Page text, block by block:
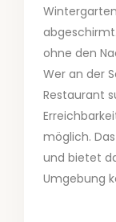
ohne den
Wer an der
Restaurant
möglich.
und bietet
Umgebung